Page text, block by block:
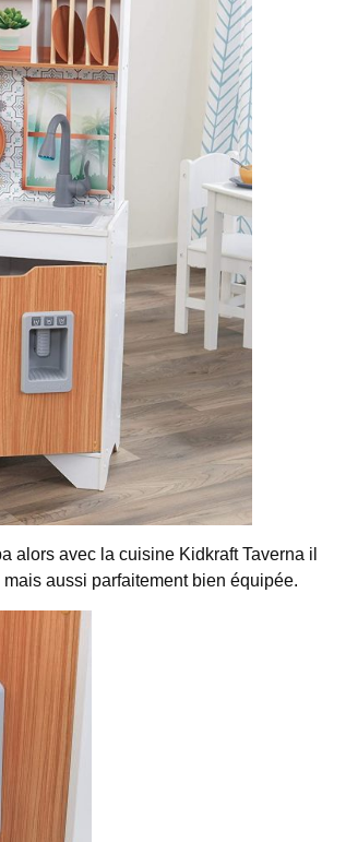
alors avec la cuisine Kidkraft Taverna il
aussi parfaitement bien équipée.